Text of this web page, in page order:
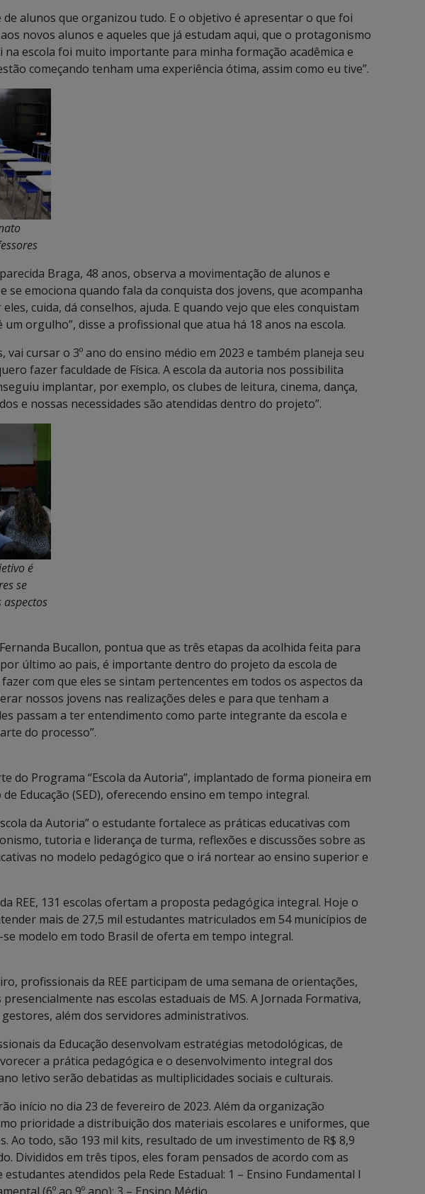
de alunos que organizou tudo. E o objetivo é apresentar o que foi
novos alunos e aqueles que já estudam aqui, que o protagonismo
na escola foi muito importante para minha formação acadêmica e
começando tenham uma experiência ótima, assim como eu tive”.
Braga, 48 anos, observa a movimentação de alunos e
emociona quando fala da conquista dos jovens, que acompanha
cuida, dá conselhos, ajuda. E quando vejo que eles conquistam
um orgulho”, disse a profissional que atua há 18 anos na escola.
vai cursar o 3º ano do ensino médio em 2023 e também planeja seu
fazer faculdade de Física. A escola da autoria nos possibilita
implantar, por exemplo, os clubes de leitura, cinema, dança,
e nossas necessidades são atendidas dentro do projeto”.
é
se
Bucallon, pontua que as três etapas da acolhida feita para
último ao pais, é importante dentro do projeto da escola de
com que eles se sintam pertencentes em todos os aspectos da
nossos jovens nas realizações deles e para que tenham a
passam a ter entendimento como parte integrante da escola e
do processo”.
do Programa “Escola da Autoria”, implantado de forma pioneira em
Educação (SED), oferecendo ensino em tempo integral.
da Autoria” o estudante fortalece as práticas educativas com
tutoria e liderança de turma, reflexões e discussões sobre as
no modelo pedagógico que o irá nortear ao ensino superior e
REE, 131 escolas ofertam a proposta pedagógica integral. Hoje o
mais de 27,5 mil estudantes matriculados em 54 municípios de
modelo em todo Brasil de oferta em tempo integral.
profissionais da REE participam de uma semana de orientações,
nas escolas estaduais de MS. A Jornada Formativa,
além dos servidores administrativos.
da Educação desenvolvam estratégias metodológicas, de
a prática pedagógica e o desenvolvimento integral dos
letivo serão debatidas as multiplicidades sociais e culturais.
início no dia 23 de fevereiro de 2023. Além da organização
prioridade a distribuição dos materiais escolares e uniformes, que
Ao todo, são 193 mil kits, resultado de um investimento de R$ 8,9
Divididos em três tipos, eles foram pensados de acordo com as
estudantes atendidos pela Rede Estadual: 1 – Ensino Fundamental I